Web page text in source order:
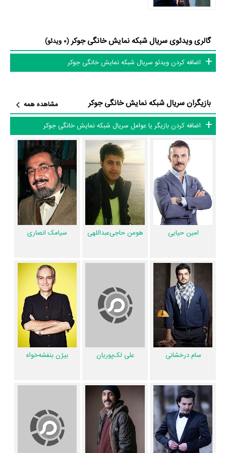
خنداندن و حذف کردن هم‌گروهی‌های خود در خانه‌ای مجهز تلاش می‌کنند. این
رقابت سنگین در شرایطی صورت می‌گیرد که 36 دوربین، تمام حرکات مهمان‌ها
را زیر نظر دارند، چرا که کوچک‌ترین لبخندی با اخطار، و هر دو اخطار به حذف
دیگران شود، جایزه اصلی این‌ مسابقه را دریافت خواهد کرد.»
سریال جوکر و کارنامه فعالیت کارگردان و بازیگران
از نظر تاریخچه فعالیت کارگردان و بازیگران سریال جوکر نیز آمارها و نکات
جذابی را می‌توان بیان کرد. براساس آمارها سریال جوکر به طور متوسط فعالیت
همچنینحامد میرفتاحی
کارگردان جوکر اولین همکاری خود با بازیگرانی چون
امین حیایی،هومن حاجی‌عبداللهی، سیامک انصاری سام درخشانی،علی
لک‌پوریان،بیژن بنفشه‌خواه،امیر کاظمی،امیرمهدی ژوله،سهیل مستجابیانو
یکدیگر یک رابطه همکاری شکل گرفته که 31 همکاری برای اولین‌مرتبه در جوکر
رخ داده است. مانند:
وعلی لک‌پوریان هومن حاجی‌عبداللهی
سیامک انصاری،سام درخشانی وامیر کاظمی ، بیژن بنفشه‌خواه وامیرمهدی
ژوله، سهیل مستجابیان علیرضا نیکخواه.
عوامل سریال جوکر
اطلاعات سریال جوکر
تاکنون در صفحه اختصاصی سریال جوکر در منظوم اطلاعات بسیاری توسط
گالری ویدئوی سریال شبکه نمایش خانگی جوکر(0 ویدئو)
اضافه کردن ویدئو سریال شبکه نمایش خانگی جوکر
بازیگران سریال شبکه نمایش خانگی جوکر
مشاهده همه
اضافه کردن بازیگر یا عوامل سریال شبکه نمایش خانگی جوکر
امین حیایی هومن حاجی‌عبداللهی سیامک انصاری
سام درخشانی علی لک‌پوریان بیژن بنفشه‌خواه